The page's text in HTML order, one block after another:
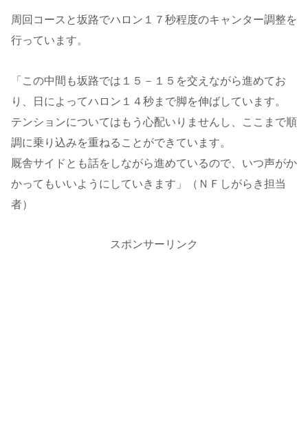
周回コースと坂路でハロン１７秒程度のキャンター調整を
行っています。
「この中間も坂路では１５－１５を交えながら進めてお
り、日によってハロン１４秒まで脚を伸ばしています。
テンションについてはもう心配いりませんし、ここまで順
調に乗り込みを重ねることができています。
厩舎サイドとも話をしながら進めているので、いつ声がか
かってもいいようにしていきます」（ＮＦしがらき担当
者）
スポンサーリンク